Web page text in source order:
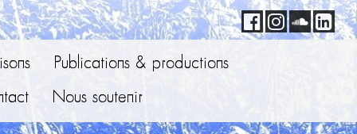
Publications & productions
Nous soutenir